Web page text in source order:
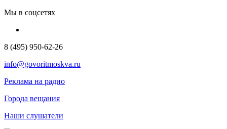
Мы в соцсетях
8 (495) 950-62-26
info@govoritmoskva.ru
Реклама на радио
Города вещания
Наши слушатели